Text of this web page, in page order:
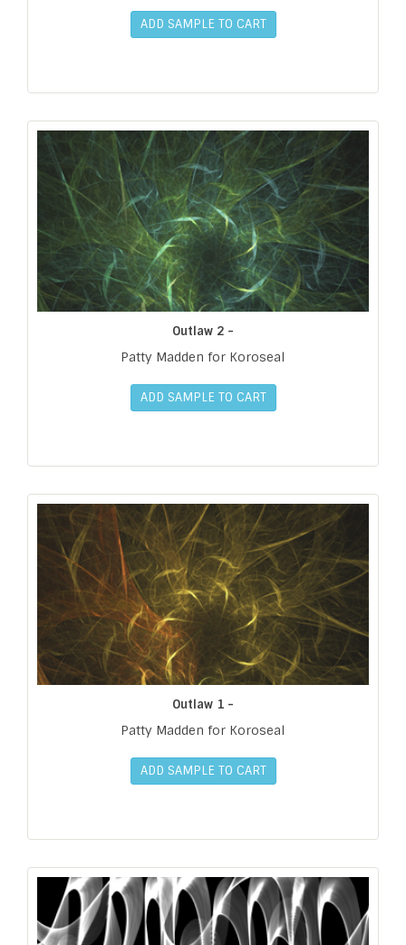
ADD SAMPLE TO CART
Outlaw 2 -
Patty Madden for Koroseal
ADD SAMPLE TO CART
Outlaw 1 -
Patty Madden for Koroseal
ADD SAMPLE TO CART